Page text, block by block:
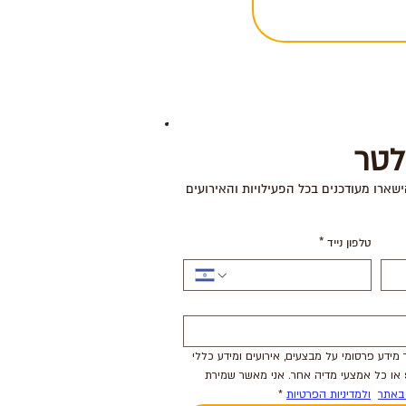
מעודכנים בכל הפעילויות והאירועים
טלפון נייד *
באתר ולמדיניות הפרטיות *